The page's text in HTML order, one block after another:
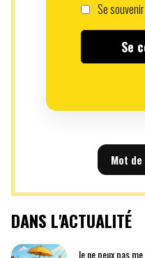
Se
Mot
DANS L'ACTUALITÉ
Je ne peux pas